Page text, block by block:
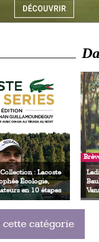
: Lacoste
Écologie,
en 10 étapes